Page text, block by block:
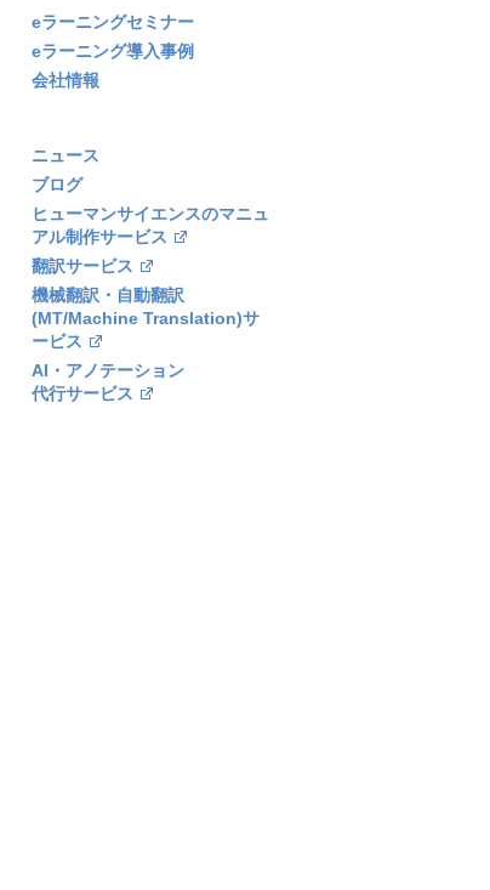
eラーニングセミナー
eラーニング導入事例
会社情報
ニュース
ブログ
ヒューマンサイエンスのマニュ
アル制作サービス
翻訳サービス
機械翻訳・自動翻訳
(MT/Machine Translation)サ
ービス
AI・アノテーション
代行サービス